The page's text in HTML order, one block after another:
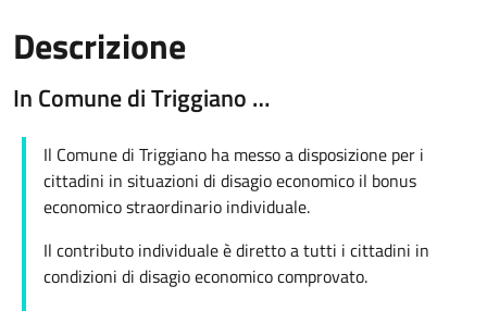
Descrizione
In Comune di Triggiano …
Il Comune di Triggiano ha messo a disposizione per i
cittadini in situazioni di disagio economico il bonus
economico straordinario individuale.
Il contributo individuale è diretto a tutti i cittadini in
condizioni di disagio economico comprovato.